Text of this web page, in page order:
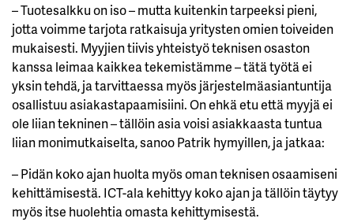
– Tuotesalkku on iso – mutta kuitenkin tarpeeksi pieni,
jotta voimme tarjota ratkaisuja yritysten omien toiveiden
mukaisesti. Myyjien tiivis yhteistyö teknisen osaston
kanssa leimaa kaikkea tekemistämme – tätä työtä ei
yksin tehdä, ja tarvittaessa myös järjestelmäasiantuntija
osallistuu asiakastapaamisiini. On ehkä etu että myyjä ei
ole liian tekninen – tällöin asia voisi asiakkaasta tuntua
liian monimutkaiselta, sanoo Patrik hymyillen, ja jatkaa:
– Pidän koko ajan huolta myös oman teknisen osaamiseni
kehittämisestä. ICT-ala kehittyy koko ajan ja tällöin täytyy
myös itse huolehtia omasta kehittymisestä.